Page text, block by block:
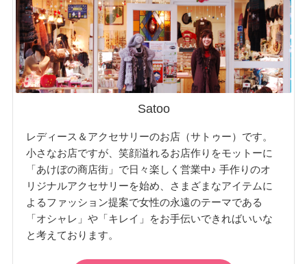
Satoo
レディース＆アクセサリーのお店（サトゥー）です。
小さなお店ですが、笑顔溢れるお店作りをモットーに
「あけぼの商店街」で日々楽しく営業中♪ 手作りのオ
リジナルアクセサリーを始め、さまざまなアイテムに
よるファッション提案で女性の永遠のテーマである
「オシャレ」や「キレイ」をお手伝いできればいいな
と考えております。